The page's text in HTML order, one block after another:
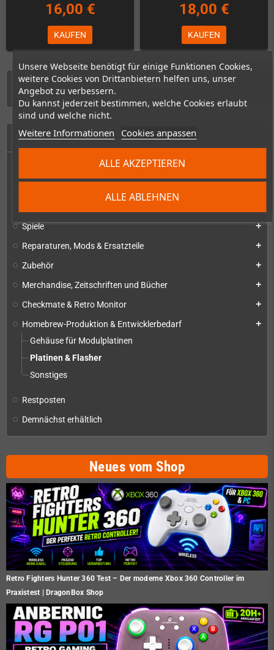
Unsere Webseite benötigt für einige Funktionen Cookies,
weitere Cookies von Drittanbietern helfen uns, unser
Angebot zu verbessern.
Du kannst jederzeit bestimmen, welche Cookies erlaubt
sind und welche nicht.
Weitere Informationen Cookies anpassen
ALLE ABLEHNEN
ALLE AKZEPTIEREN
START
Konsolen & Handhelds
Spiele add
Reparaturen, Mods & Ersatzteile add
Zubehör add
Merchandise, Zeitschriften und Bücher add
Checkmate & Retro Monitor add
Homebrew-Produktion & Entwicklerbedarf add
Gehäuse für Modulplatinen
Platinen & Flasher
Sonstiges
Restposten
Demnächst erhältlich
Neues vom Shop
Retro Fighters Hunter 360 Test – Der moderne Xbox 360 Controller im
Praxistest | DragonBox Shop
16,00 €
KAUFEN
18,00 €
KAUFEN
1 - 6 von 6 Artikel(n)